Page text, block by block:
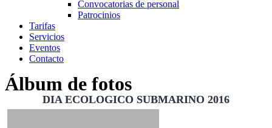
Convocatorias de personal
Patrocinios
Tarifas
Servicios
Eventos
Contacto
Álbum de fotos
DIA ECOLOGICO SUBMARINO 2016